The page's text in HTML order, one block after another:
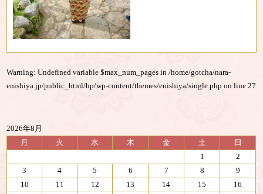
Warning: Undefined variable $max_num_pages in/home/gotcha/nara-
enishiya.jp/public_html/hp/wp-content/themes/enishiya/single.php on line27
2026年8月
月
火 水 木 金 土
日
1
2
3
4 5 6 7 8
9
10
11 12 13 14 15
16